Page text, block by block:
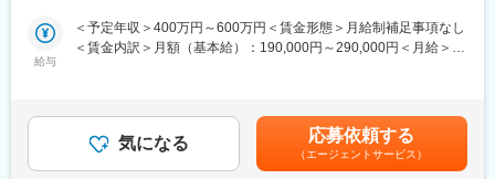
若手からベテランまで幅広い社員が活躍しています。
・1952年には、国産初の『固形コンソメスープ』や『麺用粉末ス
ープ』『オイスターソース』などを開発し、食のパイオニアとし
て新しい『おいしさ』を提案してきました。
質システムの維持／管理
◇FSSC22000の推進とISO9001の推進活動
◇原材料，製品が水準や仕様に合致しているか、原材料や工程内
■キャリアステップ：キャリアプランに沿って、キャリアとスキル
をみて毎年評価しております。管理職はスーパーバイザーもしく
はラインマネージャー→課長→工場長といった役職があります。
給与
＜予定年収＞400万円～600万円＜賃金形態＞月給制補足事項なし
＜賃金内訳＞月額（基本給）：190,000円～290,000円＜月給＞
月、翌3月）賃金はあくまでも目安の金額であり、選考を通じて上
下する可能性があります。月給(月額)は固定手当を含めた表記で
気になる 応募依頼する
（エージェントサービス）